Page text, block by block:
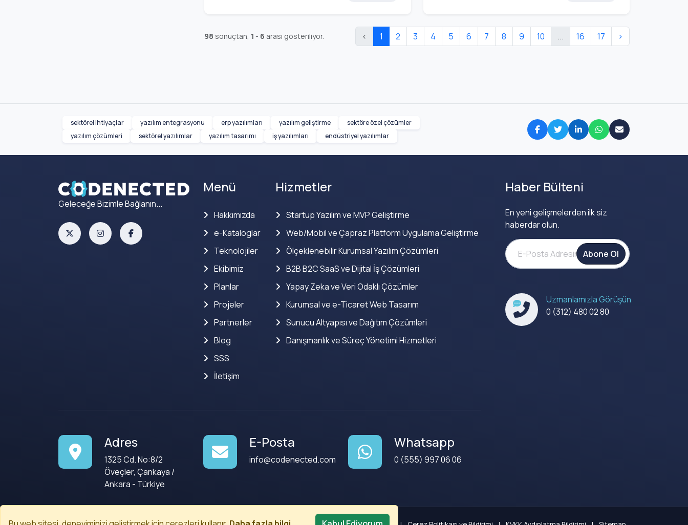
98 sonuçtan, 1 - 6 arası gösteriliyor. ‹ 1 2 3 4 5 6 7 8 9 10 ... 16 17 ›
sektörel ihtiyaçlar yazılım entegrasyonu erp yazılımları yazılım geliştirme
sektöre özel çözümler
yazılım çözümleri
sektörel yazılımlar yazılım tasarımı iş yazılımları endüstriyel yazılımlar
Geleceğe Bizimle Bağlanın...
Menü
Hakkımızda
e-Kataloglar
Teknolojiler
Ekibimiz
Planlar
Projeler
Partnerler
Blog
SSS
İletişim
Hizmetler
Startup Yazılım ve MVP Geliştirme
Web/Mobil ve Çapraz Platform Uygulama Geliştirme
Ölçeklenebilir Kurumsal Yazılım Çözümleri
B2B B2C SaaS ve Dijital İş Çözümleri
Yapay Zeka ve Veri Odaklı Çözümler
Kurumsal ve e-Ticaret Web Tasarım
Sunucu Altyapısı ve Dağıtım Çözümleri
Danışmanlık ve Süreç Yönetimi Hizmetleri
Adres
1325 Cd. No:8/2
Öveçler, Çankaya /
Ankara - Türkiye
E-Posta
info@codenected.com
Whatsapp
0 (555) 997 06 06
Haber Bülteni
En yeni gelişmelerden ilk siz
haberdar olun.
Abone Ol
Uzmanlamızla Görüşün
0 (312) 480 02 80